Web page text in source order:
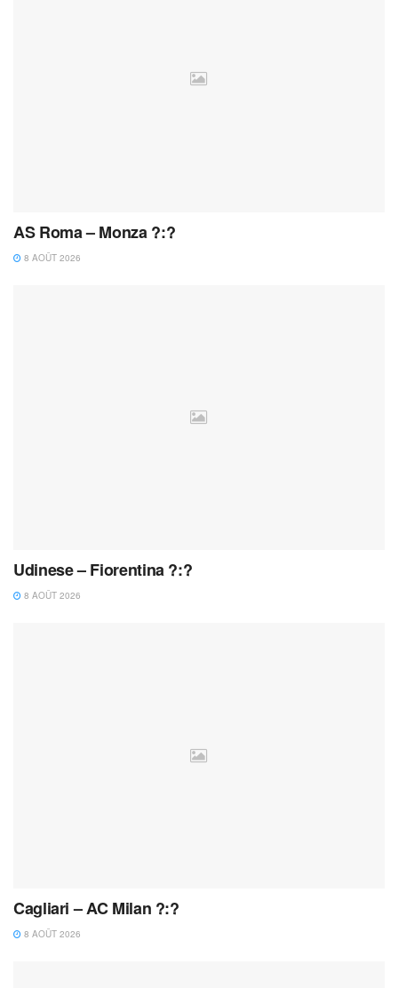
AS Roma – Monza ?:?
8 AOÛT 2026
Udinese – Fiorentina ?:?
8 AOÛT 2026
Cagliari – AC Milan ?:?
8 AOÛT 2026